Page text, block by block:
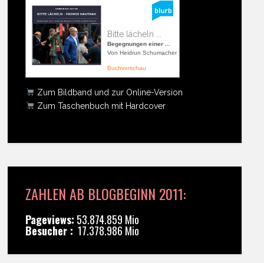
Bitte lächeln ...
Begegnungen einer ...
Von Heidrun Schumacher
Buchvorschau
Zum Bildband und zur Online-Version
Zum Taschenbuch mit Hardcover
ZAHLEN AB BLOGBEGINN 2011:
Pageviews: 53.874.859 Mio
Besucher : 17.378.986 Mio